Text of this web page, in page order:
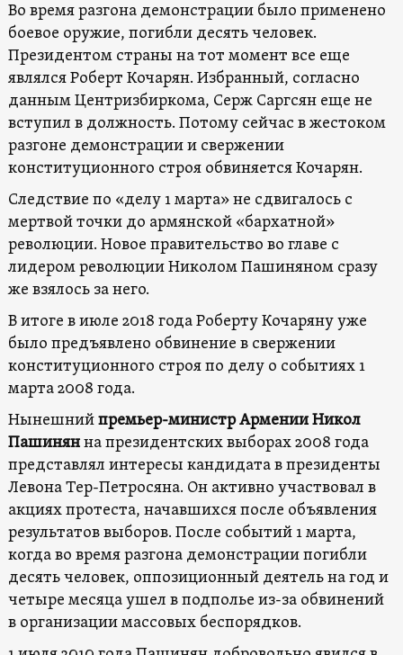
Во время разгона демонстрации было применено
боевое оружие, погибли десять человек.
Президентом страны на тот момент все еще
являлся Роберт Кочарян. Избранный, согласно
данным Центризбиркома, Серж Саргсян еще не
вступил в должность. Потому сейчас в жестоком
разгоне демонстрации и свержении
конституционного строя обвиняется Кочарян.
Следствие по «делу 1 марта» не сдвигалось с
мертвой точки до армянской «бархатной»
революции. Новое правительство во главе с
лидером революции Николом Пашиняном сразу
же взялось за него.
В итоге в июле 2018 года Роберту Кочаряну уже
было предъявлено обвинение в свержении
конституционного строя по делу о событиях 1
марта 2008 года.
Нынешнийпремьер-министр Армении Никол
Пашинянна президентских выборах 2008 года
представлял интересы кандидата в президенты
Левона Тер-Петросяна. Он активно участвовал в
акциях протеста, начавшихся после объявления
результатов выборов. После событий 1 марта,
когда во время разгона демонстрации погибли
десять человек, оппозиционный деятель на год и
четыре месяца ушел в подполье из-за обвинений
в организации массовых беспорядков.